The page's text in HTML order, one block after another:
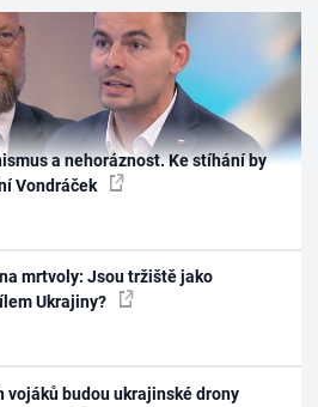
a nehoráznost. Ke stíhání by
Vondráček
mrtvoly: Jsou tržiště jako
Ukrajiny?
vojáků budou ukrajinské drony